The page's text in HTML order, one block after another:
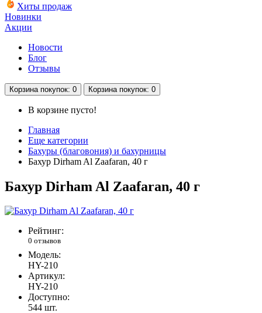
Хиты продаж
Новинки
Акции
Новости
Блог
Отзывы
Корзина покупок: 0 Корзина покупок: 0
В корзине пусто!
Главная
Еще категории
Бахуры (благовония) и бахурницы
Бахур Dirham Al Zaafaran, 40 г
Бахур Dirham Al Zaafaran, 40 г
Рейтинг:
0 отзывов
Модель:
HY-210
Артикул:
HY-210
Доступно:
544 шт.